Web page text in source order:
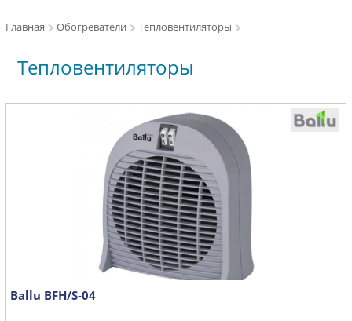
Главная Обогреватели Тепловентиляторы
Тепловентиляторы
Ballu BFH/S-04